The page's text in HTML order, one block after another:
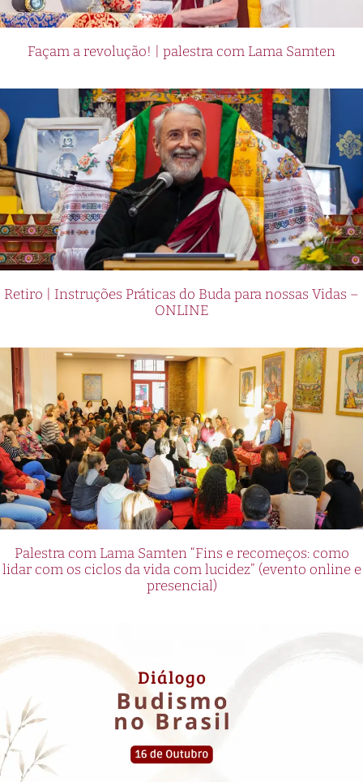
Façam a revolução! | palestra com Lama Samten
Retiro | Instruções Práticas do Buda para nossas Vidas –
ONLINE
Palestra com Lama Samten “Fins e recomeços: como
lidar com os ciclos da vida com lucidez” (evento online e
presencial)